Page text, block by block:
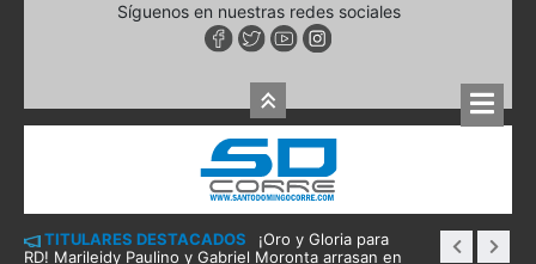
Síguenos en nuestras redes sociales
TITULARES DESTACADOS
¡Oro y Gloria para
RD! Marileidy Paulino y Gabriel Moronta arrasan en